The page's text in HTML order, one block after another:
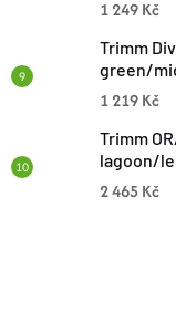
1 249 Kč
Trimm
green/
1 219 Kč
Trimm
lagoon/
2 465 Kč